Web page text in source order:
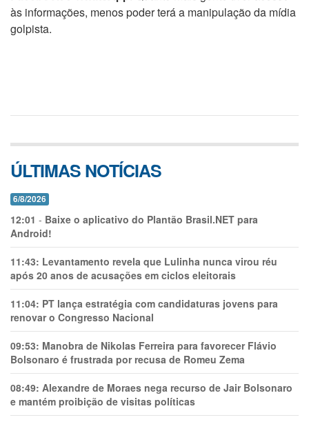
às informações, menos poder terá a manipulação da mídia
golpista.
ÚLTIMAS NOTÍCIAS
6/8/2026
12:01 - Baixe o aplicativo do Plantão Brasil.NET para
Android!
11:43: Levantamento revela que Lulinha nunca virou réu
após 20 anos de acusações em ciclos eleitorais
11:04: PT lança estratégia com candidaturas jovens para
renovar o Congresso Nacional
09:53: Manobra de Nikolas Ferreira para favorecer Flávio
Bolsonaro é frustrada por recusa de Romeu Zema
08:49: Alexandre de Moraes nega recurso de Jair Bolsonaro
e mantém proibição de visitas políticas